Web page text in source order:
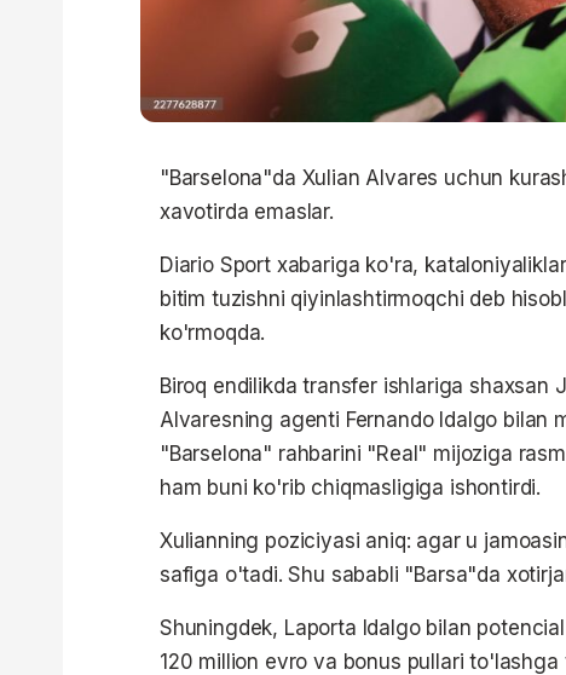
"Barselona"da Xulian Alvares uchun
xavotirda emaslar.
Diario Sport xabariga ko'ra,
bitim tuzishni qiyinlashtirmoqchi deb
ko'rmoqda.
Biroq endilikda transfer ishlariga shaxsan
Alvaresning agenti Fernando Idalgo bilan
"Barselona" rahbarini "Real" mijoziga
ham buni ko'rib chiqmasligiga ishontirdi.
Xulianning poziciyasi aniq: agar u
safiga o'tadi. Shu sababli "Barsa"da
Shuningdek, Laporta Idalgo bilan
120 million evro va bonus pullari